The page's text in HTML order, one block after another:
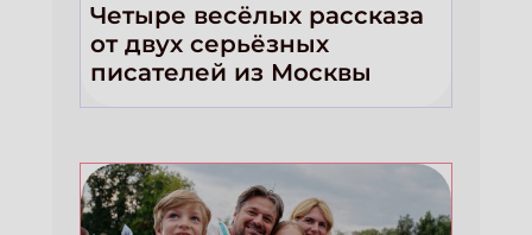
Четыре весёлых рассказа
от двух серьёзных
писателей из Москвы